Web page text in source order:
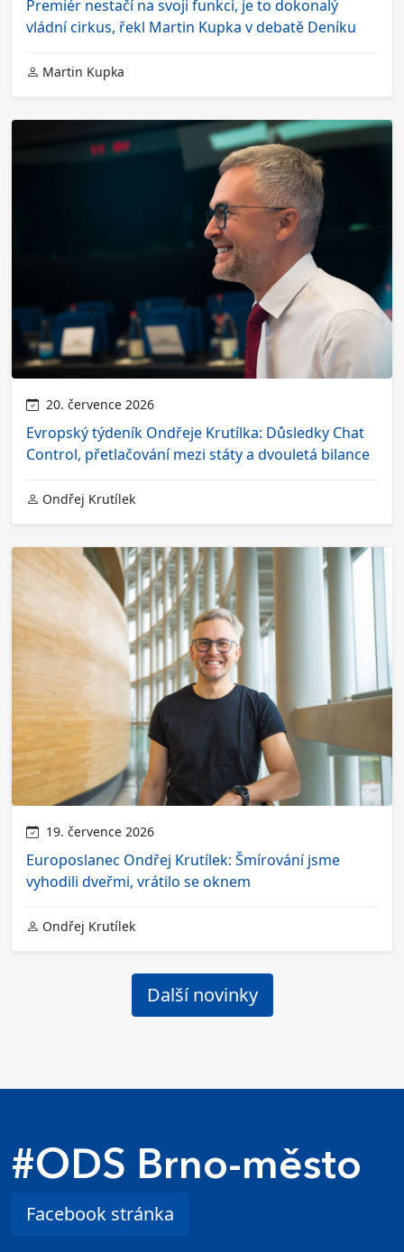
Premiér nestačí na svoji funkci, je to dokonalý
vládní cirkus, řekl Martin Kupka v debatě Deníku
Martin Kupka
20. července 2026
Evropský týdeník Ondřeje Krutílka: Důsledky Chat
Control, přetlačování mezi státy a dvouletá bilance
Ondřej Krutílek
19. července 2026
Europoslanec Ondřej Krutílek: Šmírování jsme
vyhodili dveřmi, vrátilo se oknem
Ondřej Krutílek
Další novinky
#ODS Brno-město
Facebook stránka